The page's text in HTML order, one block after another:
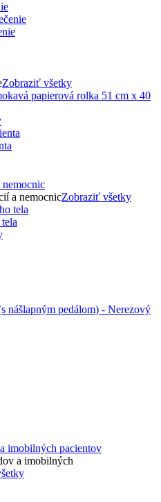
Zobraziť všetky
a nemocnicZobraziť všetky
imobilných pacientov
a imobilných